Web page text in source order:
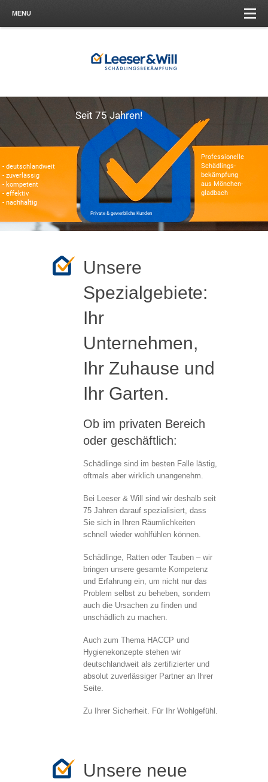
MENU
Seit 75 Jahren!
Private & gewerbliche Kunden
Professionelle
Schädlings-
bekämpfung
aus Mönchen-
gladbach
- deutschlandweit
- zuverlässig
- kompetent
- effektiv
- nachhaltig
Unsere
Spezialgebiete:
Ihr
Unternehmen,
Ihr Zuhause und
Ihr Garten.
Ob im privaten Bereich
oder geschäftlich:
Schädlinge sind im besten Falle lästig,
oftmals aber wirklich unangenehm.
Bei Leeser & Will sind wir deshalb seit
75 Jahren darauf spezialisiert, dass
Sie sich in Ihren Räumlichkeiten
schnell wieder wohlfühlen können.
Schädlinge, Ratten oder Tauben – wir
bringen unsere gesamte Kompetenz
und Erfahrung ein, um nicht nur das
Problem selbst zu beheben, sondern
auch die Ursachen zu finden und
unschädlich zu machen.
Auch zum Thema HACCP und
Hygienekonzepte stehen wir
deutschlandweit als zertifizierter und
absolut zuverlässiger Partner an Ihrer
Seite.
Zu Ihrer Sicherheit. Für Ihr Wohlgefühl.
Unsere neue